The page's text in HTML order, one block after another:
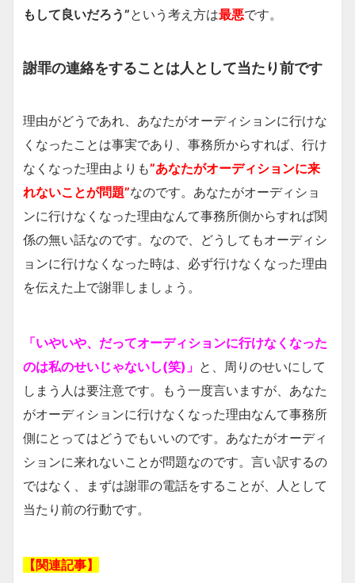
もして良いだろう”という考え方は最悪です。
謝罪の連絡をすることは人として当たり前です
理由がどうであれ、あなたがオーディションに行けな
くなったことは事実であり、事務所からすれば、行け
なくなった理由よりも”あなたがオーディションに来
れないことが問題”なのです。あなたがオーディショ
ンに行けなくなった理由なんて事務所側からすれば関
係の無い話なのです。なので、どうしてもオーディシ
ョンに行けなくなった時は、必ず行けなくなった理由
を伝えた上で謝罪しましょう。
「いやいや、だってオーディションに行けなくなった
のは私のせいじゃないし(笑)」 と、周りのせいにして
しまう人は要注意です。もう一度言いますが、あなた
がオーディションに行けなくなった理由なんて事務所
側にとってはどうでもいいのです。あなたがオーディ
ションに来れないことが問題なのです。言い訳するの
ではなく、まずは謝罪の電話をすることが、人として
当たり前の行動です。
【関連記事】